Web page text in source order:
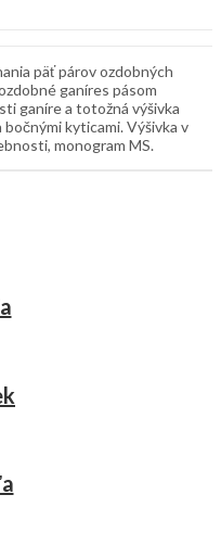
päť párov ozdobných
ganíres pásom
ganíre a totožná výšivka
kyticami. Výšivka v
monogram MS.